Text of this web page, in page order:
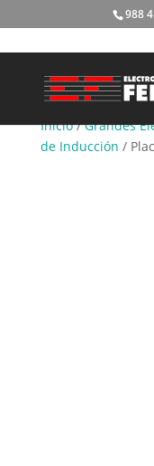
988
Inicio/Grandes
de Inducción /